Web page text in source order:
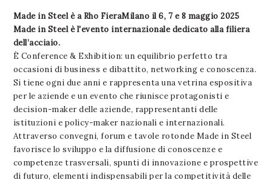
Made in Steel è a Rho FieraMilano il 6, 7 e 8 maggio 2025
Made in Steel è l'evento internazionale dedicato alla filiera
dell’acciaio.
È Conference & Exhibition: un equilibrio perfetto tra
occasioni di business e dibattito, networking e conoscenza.
Si tiene ogni due anni e rappresenta una vetrina espositiva
per le aziende e un evento che riunisce protagonisti e
decision-maker delle aziende, rappresentanti delle
istituzioni e policy-maker nazionali e internazionali.
Attraverso convegni, forum e tavole rotonde Made in Steel
favorisce lo sviluppo e la diffusione di conoscenze e
competenze trasversali, spunti di innovazione e prospettive
di futuro, elementi indispensabili per la competitività delle